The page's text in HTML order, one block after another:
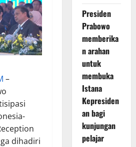
–
dihadiri
Presiden
Prabowo
memberika
n arahan
untuk
membuka
Istana
Kepresiden
an bagi
kunjungan
pelajar